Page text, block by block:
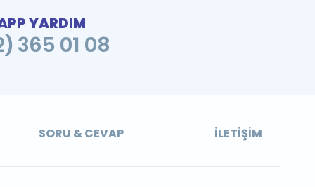
YARDIM
365 01 08
SORU & CEVAP İLETIŞIM